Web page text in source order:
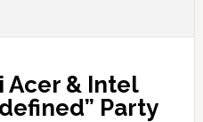
Acer & Intel
Party